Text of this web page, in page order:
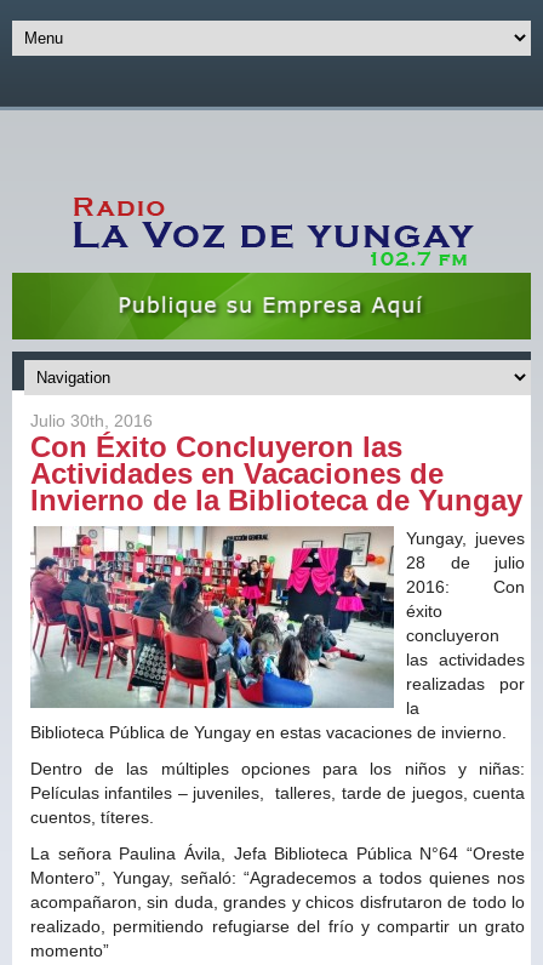
Julio 30th, 2016
Con Éxito Concluyeron las
Actividades en Vacaciones de
Invierno de la Biblioteca de Yungay
Yungay, jueves
28 de julio
2016: Con
éxito
concluyeron
las actividades
realizadas por
la
Biblioteca Pública de Yungay en estas vacaciones de invierno.
Dentro de las múltiples opciones para los niños y niñas:
Películas infantiles – juveniles, talleres, tarde de juegos, cuenta
cuentos, títeres.
La señora Paulina Ávila, Jefa Biblioteca Pública N°64 “Oreste
Montero”, Yungay, señaló: “Agradecemos a todos quienes nos
acompañaron, sin duda, grandes y chicos disfrutaron de todo lo
realizado, permitiendo refugiarse del frío y compartir un grato
momento”